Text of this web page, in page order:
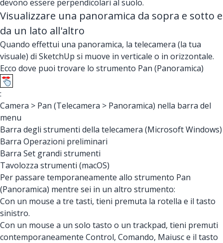
devono essere perpendicolari al suolo.
Visualizzare una panoramica da sopra e sotto e
da un lato all'altro
Quando effettui una panoramica, la telecamera (la tua
visuale) di SketchUp si muove in verticale o in orizzontale.
Ecco dove puoi trovare lo strumento Pan (Panoramica)
:
Camera > Pan (Telecamera > Panoramica) nella barra del
menu
Barra degli strumenti della telecamera (Microsoft Windows)
Barra Operazioni preliminari
Barra Set grandi strumenti
Tavolozza strumenti (macOS)
Per passare temporaneamente allo strumento Pan
(Panoramica) mentre sei in un altro strumento:
Con un mouse a tre tasti, tieni premuta la rotella e il tasto
sinistro.
Con un mouse a un solo tasto o un trackpad, tieni premuti
contemporaneamente Control, Comando, Maiusc e il tasto